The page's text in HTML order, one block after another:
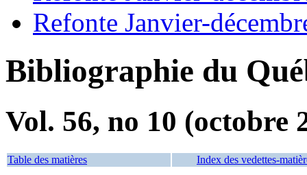
Refonte Janvier-
Bibliographie du
Vol. 56, no 10 (octobre
Table des matières Index des vedettes-